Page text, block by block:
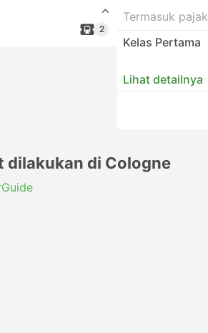
2
Termasuk pajak
Kelas Pertama
Lihat detailnya
dilakukan di Cologne